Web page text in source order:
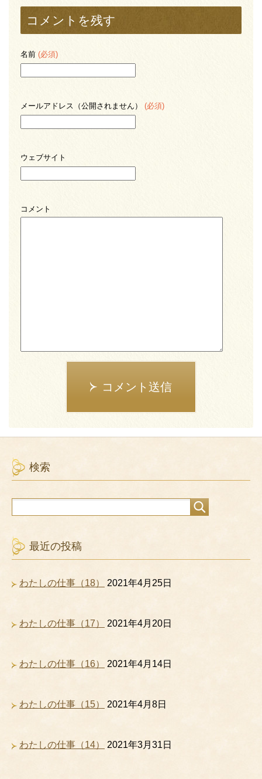
コメントを残す
名前 (必須)
メールアドレス（公開されません） (必須)
ウェブサイト
コメント
コメント送信
検索
最近の投稿
わたしの仕事（18） 2021年4月25日
わたしの仕事（17） 2021年4月20日
わたしの仕事（16） 2021年4月14日
わたしの仕事（15） 2021年4月8日
わたしの仕事（14） 2021年3月31日